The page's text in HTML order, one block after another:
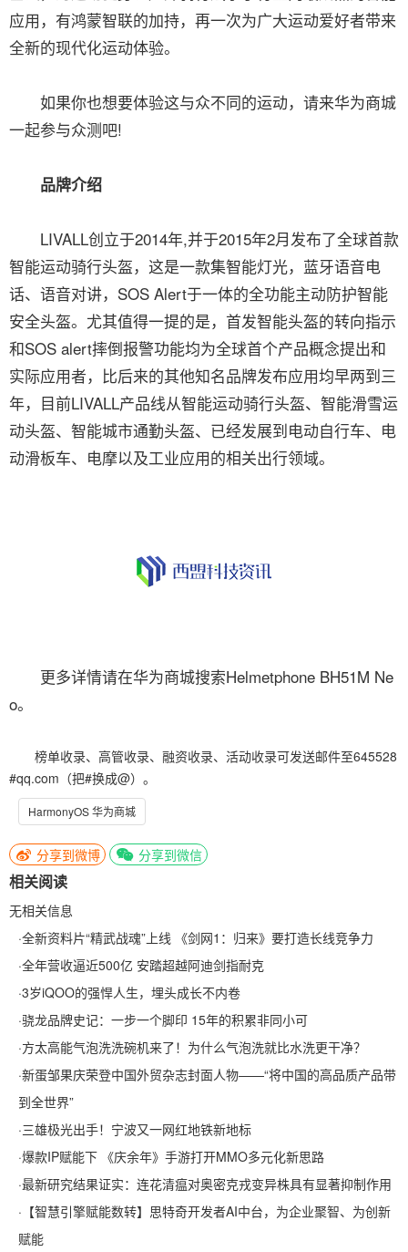
应用，有鸿蒙智联的加持，再一次为广大运动爱好者带来
全新的现代化运动体验。
如果你也想要体验这与众不同的运动，请来华为商城
一起参与众测吧!
品牌介绍
LIVALL创立于2014年,并于2015年2月发布了全球首款
智能运动骑行头盔，这是一款集智能灯光，蓝牙语音电
话、语音对讲，SOS Alert于一体的全功能主动防护智能
安全头盔。尤其值得一提的是，首发智能头盔的转向指示
和SOS alert摔倒报警功能均为全球首个产品概念提出和
实际应用者，比后来的其他知名品牌发布应用均早两到三
年，目前LIVALL产品线从智能运动骑行头盔、智能滑雪运
动头盔、智能城市通勤头盔、已经发展到电动自行车、电
动滑板车、电摩以及工业应用的相关出行领域。
更多详情请在华为商城搜索Helmetphone BH51M Ne
o。
榜单收录、高管收录、融资收录、活动收录可发送邮件至645528
#qq.com（把#换成@）。
HarmonyOS 华为商城
分享到微博 分享到微信
相关阅读
无相关信息
·全新资料片“精武战魂”上线 《剑网1：归来》要打造长线竞争力
·全年营收逼近500亿 安踏超越阿迪剑指耐克
·3岁iQOO的强悍人生，埋头成长不内卷
·骁龙品牌史记：一步一个脚印 15年的积累非同小可
·方太高能气泡洗洗碗机来了！为什么气泡洗就比水洗更干净？
·新蛋邹果庆荣登中国外贸杂志封面人物——“将中国的高品质产品带
到全世界”
·三雄极光出手！宁波又一网红地铁新地标
·爆款IP赋能下 《庆余年》手游打开MMO多元化新思路
·最新研究结果证实：连花清瘟对奥密克戎变异株具有显著抑制作用
· 【智慧引擎赋能数转】思特奇开发者AI中台，为企业聚智、为创新
赋能